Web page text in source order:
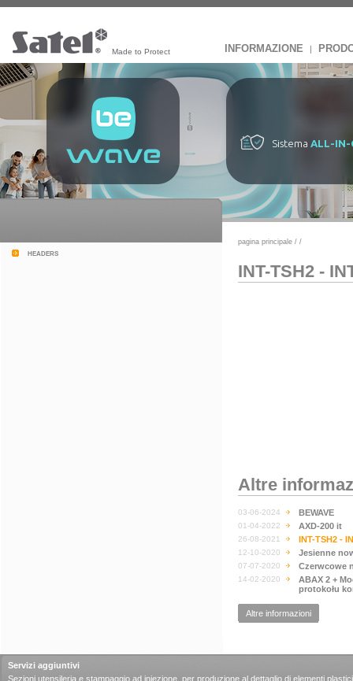
Made to Protect INFORMAZIONE |
Sistema ALL-IN-
headers
pagina principale / /
INT-TSH2 -
Altre
03-06-2024 BEWAVE
01-04-2022 AXD-200 it
26-08-2021 INT-TSH2 -
12-10-2020 Jesienne
07-07-2020 Czerwcowe
14-02-2020
ABAX 2 +
protokołu
Altre informazioni
Servizi aggiuntivi
Sezioni utensileria e stampaggio ad iniezione, per produzione al dettaglio di elementi